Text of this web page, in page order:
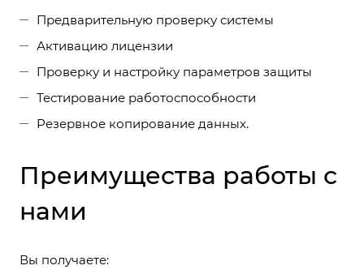
Предварительную проверку системы
Активацию лицензии
Проверку и настройку параметров защиты
Тестирование работоспособности
Резервное копирование данных.
Преимущества работы с
нами
Вы получаете: